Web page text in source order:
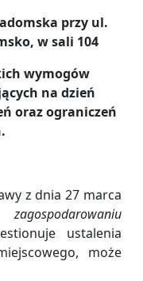
przy ul.
w sali 104
wymogów
na dzień
oraz ograniczeń
z dnia 27 marca
ustalenia
może